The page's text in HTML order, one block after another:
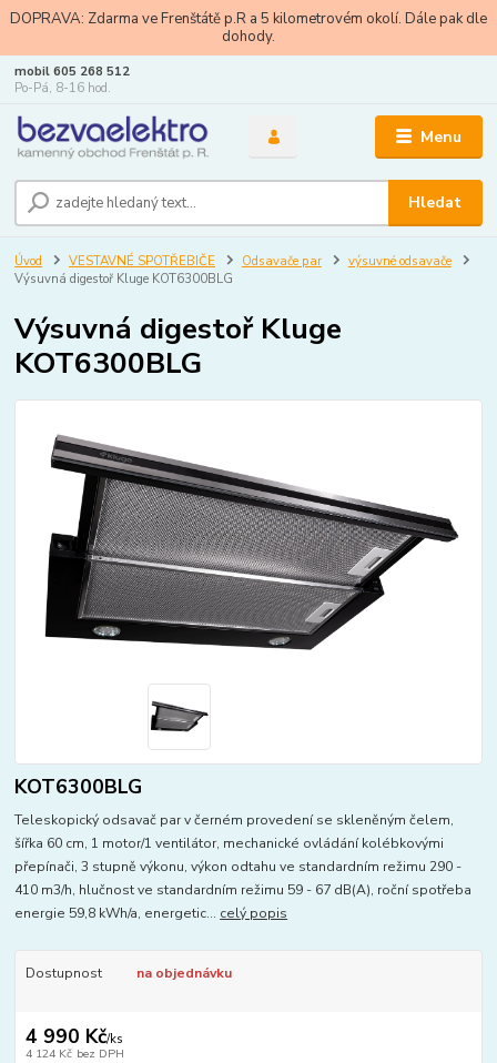
DOPRAVA: Zdarma ve Frenštátě p.R a 5 kilometrovém okolí. Dále pak dle
dohody.
Menu
Hledat
mobil 605 268 512
Po-Pá, 8-16 hod.
Úvod VESTAVNÉ SPOTŘEBIČE Odsavače par
výsuvné odsavače
Výsuvná digestoř Kluge KOT6300BLG
Výsuvná digestoř Kluge
KOT6300BLG
KOT6300BLG
Teleskopický odsavač par v černém provedení se skleněným čelem,
šířka 60 cm, 1 motor/1 ventilátor, mechanické ovládání kolébkovými
přepínači, 3 stupně výkonu, výkon odtahu ve standardním režimu 290 -
410 m3/h, hlučnost ve standardním režimu 59 - 67 dB(A), roční spotřeba
energie 59,8 kWh/a, energetic... celý popis
Dostupnost na objednávku
4 990 Kč/ks
4 124 Kč bez DPH